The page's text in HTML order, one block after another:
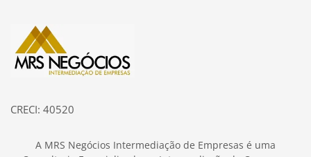
Página inicial
CRECI: 40520
A MRS Negócios Intermediação de Empresas é uma